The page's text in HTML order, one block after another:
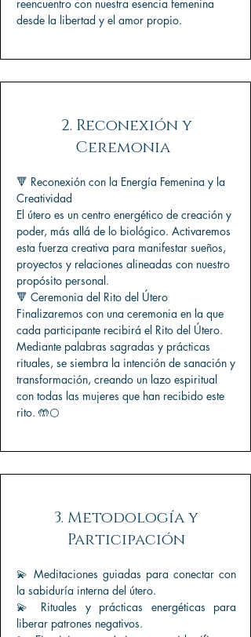
reencuentro con nuestra esencia femenina
desde la libertad y el amor propio.
2. Reconexión y
Ceremonia
🔻 Reconexión con la Energía Femenina y la
Creatividad
El útero es un centro energético de creación y
poder, más allá de lo biológico. Activaremos
esta fuerza creativa para manifestar sueños,
proyectos y relaciones alineadas con nuestro
propósito personal.
🔻 Ceremonia del Rito del Útero
Finalizaremos con una ceremonia en la que
cada participante recibirá el Rito del Útero.
Mediante palabras sagradas y prácticas
rituales, se siembra la intención de sanación y
transformación, creando un lazo espiritual
con todas las mujeres que han recibido este
rito. 🤲🌕
3. Metodología y
Participación
💫 Meditaciones guiadas para conectar con
la sabiduría interna del útero.
💫 Rituales y prácticas energéticas para
liberar patrones negativos.